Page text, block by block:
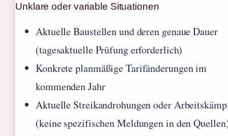
Unklare oder variable Situationen
Aktuelle Baustellen und deren genaue Dauer
(tagesaktuelle Prüfung erforderlich)
Konkrete planmäßige Tarifänderungen im
kommenden Jahr
Aktuelle Streikandrohungen oder
(keine spezifischen Meldungen in den